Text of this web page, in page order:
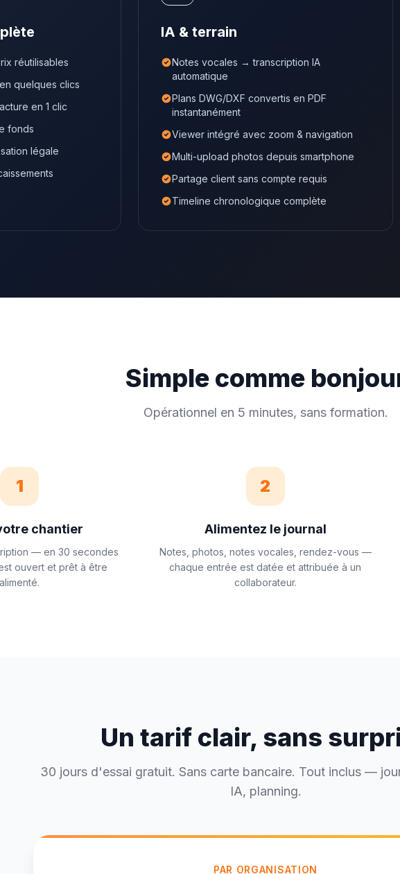
réutilisables
quelques clics
en 1 clic
fonds
légale
IA & terrain
Notes vocales → transcription IA
automatique
Plans DWG/DXF convertis en PDF
instantanément
Viewer intégré avec zoom & navigation
Multi-upload photos depuis smartphone
Partage client sans compte requis
Timeline chronologique complète
Simple comme
Opérationnel en 5 minutes, sans formation.
1
chantier
— en 30 secondes
ouvert et prêt à être
alimenté.
2
Alimentez le journal
Notes, photos, notes vocales, rendez-vous —
chaque entrée est datée et attribuée à un
collaborateur.
Un tarif clair, sans
30 jours d'essai gratuit. Sans carte bancaire. Tout inclus —
IA, planning.
PAR ORGANISATION